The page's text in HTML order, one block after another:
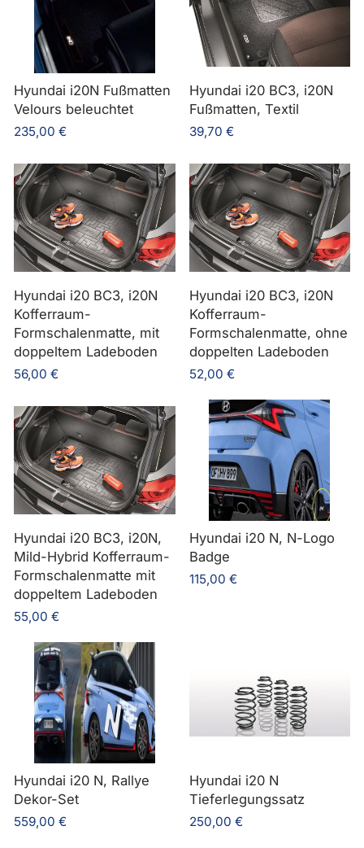
Hyundai i20N Fußmatten
Velours beleuchtet
235,00 €
Hyundai i20 BC3, i20N
Fußmatten, Textil
39,70 €
Hyundai i20 BC3, i20N
Kofferraum-
Formschalenmatte, mit
doppeltem Ladeboden
56,00 €
Hyundai i20 BC3, i20N
Kofferraum-
Formschalenmatte, ohne
doppelten Ladeboden
52,00 €
Hyundai i20 BC3, i20N,
Mild-Hybrid Kofferraum-
Formschalenmatte mit
doppeltem Ladeboden
55,00 €
Hyundai i20 N, N-Logo
Badge
115,00 €
Hyundai i20 N, Rallye
Dekor-Set
559,00 €
Hyundai i20 N
Tieferlegungssatz
250,00 €